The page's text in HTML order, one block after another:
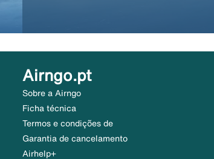
Airngo.pt
Sobre a Airngo
Ficha técnica
Termos e condições de
Garantia de cancelamento
Airhelp+